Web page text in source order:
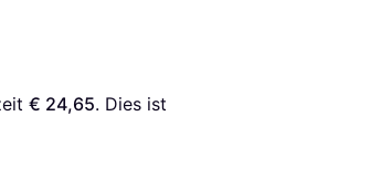
€ 24,65. Dies ist